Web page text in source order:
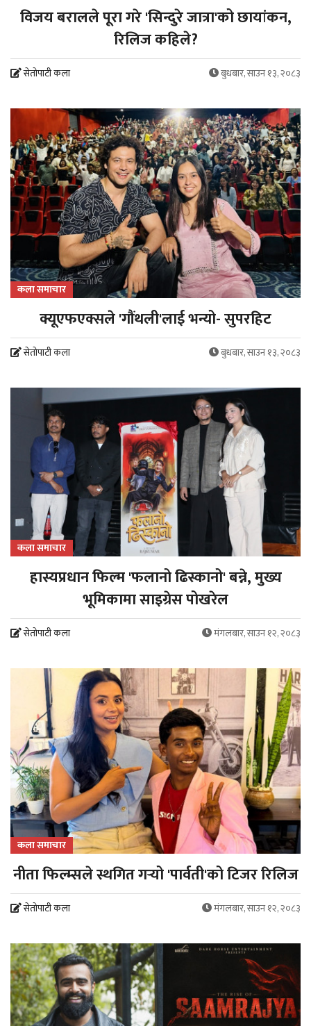
विजय बरालले पूरा गरे 'सिन्दुरे जात्रा'को छायांकन,
रिलिज कहिले?
सेतोपाटी कला बुधबार, साउन १३, २०८३
कला समाचार
क्यूएफएक्सले 'गौंथली'लाई भन्यो- सुपरहिट
सेतोपाटी कला बुधबार, साउन १३, २०८३
कला समाचार
हास्यप्रधान फिल्म 'फलानो ढिस्कानो' बन्ने, मुख्य
भूमिकामा साइग्रेस पोखरेल
सेतोपाटी कला मंगलबार, साउन १२, २०८३
कला समाचार
नीता फिल्म्सले स्थगित गर्‍यो 'पार्वती'को टिजर रिलिज
सेतोपाटी कला मंगलबार, साउन १२, २०८३